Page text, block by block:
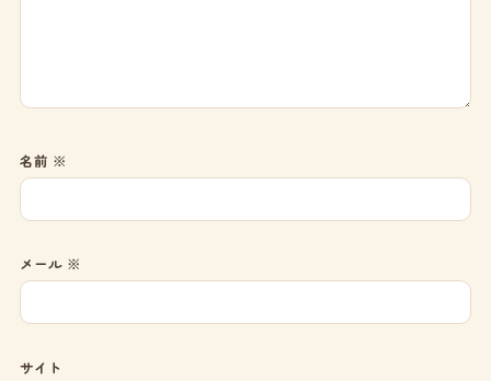
名前 ※
メール ※
サイト